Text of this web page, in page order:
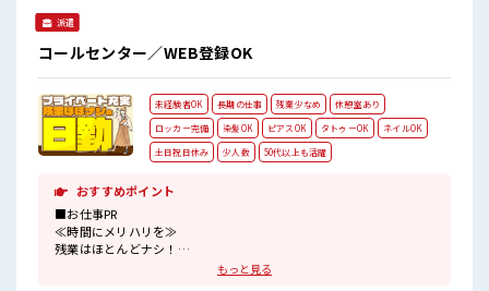
ポートします！ ■職場の雰囲気 “コジンマリ”が好きな方にも
お勧め！！ 少人数の職場です♪ 明るすぎたり奇抜過ぎなけれ
ばヘアカラーOK！ 休憩室でホッと一息リフレッシュ！ 残業
はほとんどありません！
派遣
コールセンター／WEB登録OK
未経験者OK 長期の仕事 残業少なめ
休憩室あり
ロッカー完備
染髪OK ピアスOK タトゥーOK
ネイルOK
土日祝日休み
少人数 50代以上も活躍
おすすめポイント
■お仕事PR
≪時間にメリハリを≫
残業はほとんどナシ！
場合によってはお願いすることもあります♪
もっと見る